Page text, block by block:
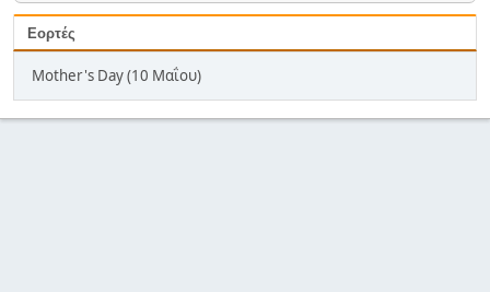
Εορτές
Mother's Day (10 Μαΐου)